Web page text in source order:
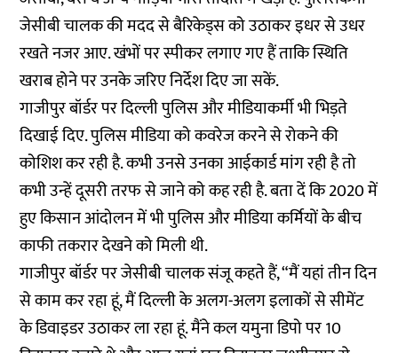
जेसीबी चालक की मदद से बैरिकेड्स को उठाकर इधर से उधर
रखते नजर आए. खंभों पर स्पीकर लगाए गए हैं ताकि स्थिति
खराब होने पर उनके जरिए निर्देश दिए जा सकें.
गाजीपुर बॉर्डर पर दिल्ली पुलिस और मीडियाकर्मी भी भिड़ते
दिखाई दिए. पुलिस मीडिया को कवरेज करने से रोकने की
कोशिश कर रही है. कभी उनसे उनका आईकार्ड मांग रही है तो
कभी उन्हें दूसरी तरफ से जाने को कह रही है.बता दें कि 2020 में
हुए किसान आंदोलन में भी पुलिस और मीडिया कर्मियों के बीच
काफी तकरार देखने को मिली थी.
गाजीपुर बॉर्डर पर जेसीबी चालक संजू कहते हैं, “मैं यहां तीन दिन
से काम कर रहा हूं, मैं दिल्ली के अलग-अलग इलाकों से सीमेंट
के डिवाइडर उठाकर ला रहा हूं. मैंने कल यमुना डिपो पर 10